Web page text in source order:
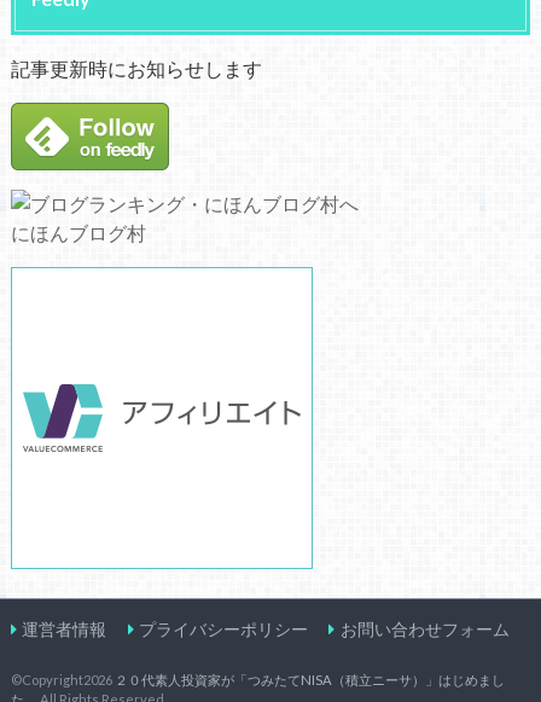
記事更新時にお知らせします
にほんブログ村
運営者情報 プライバシーポリシー お問い合わせフォーム
©Copyright2026 ２０代素人投資家が「つみたてNISA（積立ニーサ）」はじめまし
た。
.All Rights Reserved.